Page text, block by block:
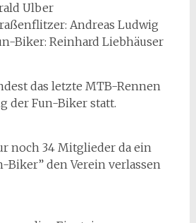
Ulber
Andreas Ludwig
Biker: Reinhard Liebhäuser
das letzte MTB-Rennen
der Fun-Biker statt.
noch 34 Mitglieder da ein
Biker” den Verein verlassen